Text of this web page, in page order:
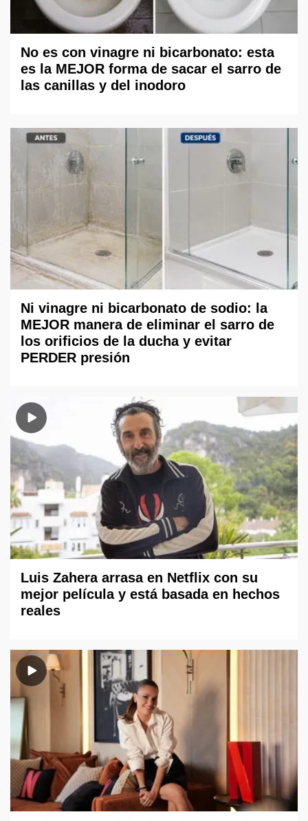
No es con vinagre ni bicarbonato: esta
es la MEJOR forma de sacar el sarro de
las canillas y del inodoro
Ni vinagre ni bicarbonato de sodio: la
MEJOR manera de eliminar el sarro de
los orificios de la ducha y evitar
PERDER presión
Luis Zahera arrasa en Netflix con su
mejor película y está basada en hechos
reales